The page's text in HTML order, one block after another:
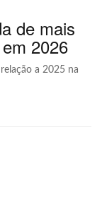
de mais
2026
a 2025 na